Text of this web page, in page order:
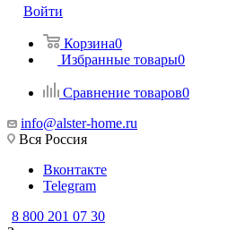
Войти
Корзина0
Избранные товары0
Сравнение товаров0
info@alster-home.ru
Вся Россия
Вконтакте
Telegram
8 800 201 07 30